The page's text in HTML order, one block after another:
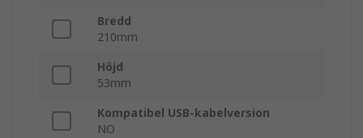
Bredd
210mm
Höjd
53mm
Kompatibel USB-kabelversion
NO